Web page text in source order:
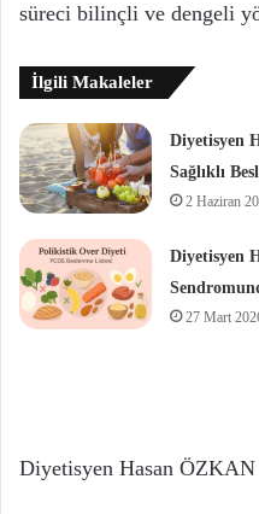
süreci bilinçli ve dengeli
İlgili Makaleler
Diyetisyen
Sağlıklı
2 Haziran
Diyetisyen
27 Mart
Diyetisyen Hasan ÖZKAN